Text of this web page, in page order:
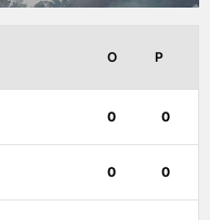
O P
0 0
0 0